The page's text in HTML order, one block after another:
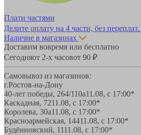
Плати частями
Делите оплату на 4 части, без переплат.
Наличие в магазинах
Доставим вовремя или бесплатно
Сегодняот 2-х часовот 90 ₽
Самовывоз из магазинов:
г.Ростов-на-Дону
40-лет победы, 264/110а11.08, с 17:00*
Каскадная, 7211.08, с 17:00*
Королева, 30а11.08, с 17:00*
Красноармейская, 14411.08, с 17:00*
Будённовский, 1111.08, с 17:00*